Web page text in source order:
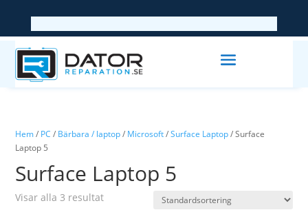
Hem/ PC / Bärbara / laptop/ Microsoft/Surface Laptop/ Surface
Laptop 5
Surface Laptop 5
Visar alla 3 resultat